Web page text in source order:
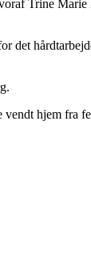
Trine Marie
det
hjem fra